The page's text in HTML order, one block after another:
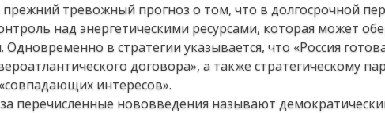
прежний тревожный прогноз о том, что в долгосрочной
над энергетическими ресурсами, которая может
Одновременно в стратегии указывается, что «Россия
договора», а также стратегическому
интересов».
перечисленные нововведения называют